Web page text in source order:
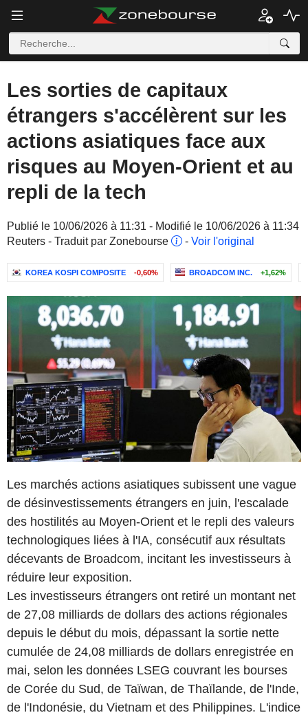
Les sorties de capitaux
étrangers s'accélèrent sur les
actions asiatiques face aux
risques au Moyen-Orient et au
repli de la tech
Publié le 10/06/2026 à 11:31 - Modifié le 10/06/2026 à 11:34
Reuters - Traduit par Zonebourse
- Voir l'original
KOREA KOSPI COMPOSITE -0,60% BROADCOM INC. +1,62%
Les marchés actions asiatiques subissent une vague
de désinvestissements étrangers en juin, l'escalade
des hostilités au Moyen-Orient et le repli des valeurs
technologiques liées à l'IA, consécutif aux résultats
décevants de Broadcom, incitant les investisseurs à
réduire leur exposition.
Les investisseurs étrangers ont retiré un montant net
de 27,08 milliards de dollars des actions régionales
depuis le début du mois, dépassant la sortie nette
cumulée de 24,08 milliards de dollars enregistrée en
mai, selon les données LSEG couvrant les bourses
de Corée du Sud, de Taïwan, de Thaïlande, de l'Inde,
de l'Indonésie, du Vietnam et des Philippines. L'indice